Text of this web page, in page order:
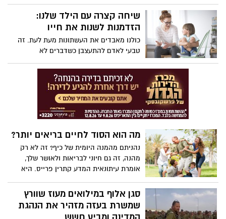
אלכסנדרה פנצר.
שיחה קצרה עם הילד שלנו:
הזדמנות לשנות את חייו
כולנו מאבדים את העשתונות מעת לעת. זה
טבעי לאדם להתעצבן כשדברים לא
מסתדרים. עם זאת, כאשר מוקד הזעם שלך
הוא הילד שלך, ההשלכות יכולות להיות
הרסניות. הפסיכולוגית הקלינית והלוחשת
להורות ידועה בקי קנדי ​​מציעה עצות מעשיות
שיעזרו להורים לנהל את האשמה והבושה של
הרגעים הלא כל כך גדולים שלהם, וגם מדגמנת
הורים טובים יותר.
מה הוא הסוד לחיים בריאים יותר?
נהניתם מהמנה היומית של כיף? זה לא רק
מהנה, זה גם חיוני לבריאות ולאושר שלך,
אומרת עיתונאית המדע קתרין פרייס. היא
"כיף אמיתי" -- וחולקת דרכים קלות ומגוונות
ראיות לשזור שובבות, זרימה וחיבור בחיי
היומיום שלך.
סגן אלוף במילואים מעוז שוורץ
שמשרת בעזה מזהיר את הנהגת